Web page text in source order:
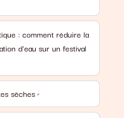
: comment réduire la
d'eau sur un festival
sèches